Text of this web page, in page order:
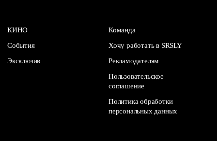
КИНО
События
Эксклюзив
Команда
Хочу работать в SRSLY
Рекламодателям
Пользовательское
соглашение
Политика обработки
персональных данных